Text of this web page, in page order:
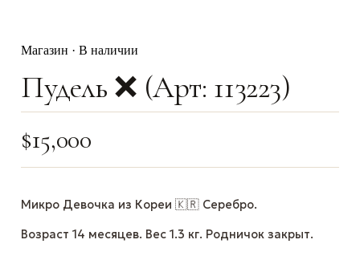
Магазин · В наличии
Пудель ❌ (Арт: 113223)
$15,000
Микро Девочка из Кореи 🇰🇷 Серебро.
Возраст 14 месяцев. Вес 1.3 кг. Родничок закрыт.